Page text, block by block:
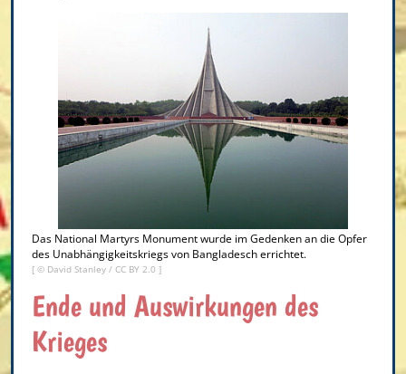
Das National Martyrs Monument wurde im Gedenken an die Opfer
des Unabhängigkeitskriegs von Bangladesch errichtet.
[ © David Stanley / CC BY 2.0 ]
Ende und Auswirkungen des
Krieges